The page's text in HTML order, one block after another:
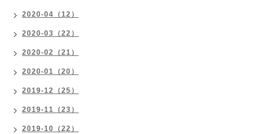
2020-04（12）
2020-03（22）
2020-02（21）
2020-01（20）
2019-12（25）
2019-11（23）
2019-10（22）